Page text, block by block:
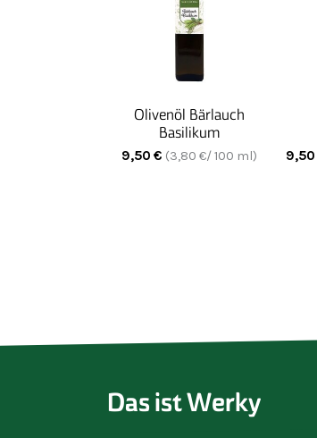
Olivenöl Bärlauch
Basilikum
9,50 € (3,80 €/ 100 ml) 9,50
Das ist Werky